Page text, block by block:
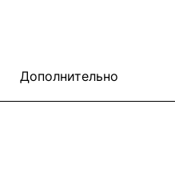
Дополнительно